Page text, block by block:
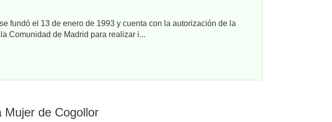
fundó el 13 de enero de 1993 y cuenta con la autorización de la
Comunidad de Madrid para realizar i...
Mujer de Cogollor